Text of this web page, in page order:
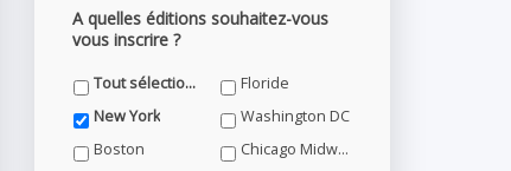
A quelles éditions souhaitez-vous
vous inscrire ?
Tout sélectionner
Floride
New York
Washington DC
Boston
Chicago Midwest